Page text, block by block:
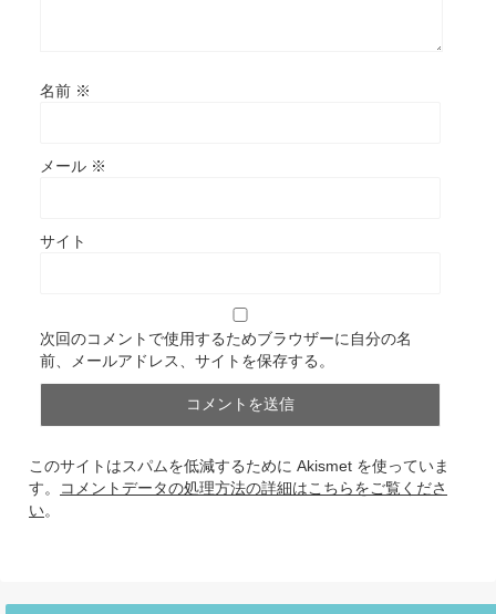
名前 ※
メール ※
サイト
次回のコメントで使用するためブラウザーに自分の名
前、メールアドレス、サイトを保存する。
このサイトはスパムを低減するために Akismet を使っていま
す。
コメントデータの処理方法の詳細はこちらをご覧くださ
い。